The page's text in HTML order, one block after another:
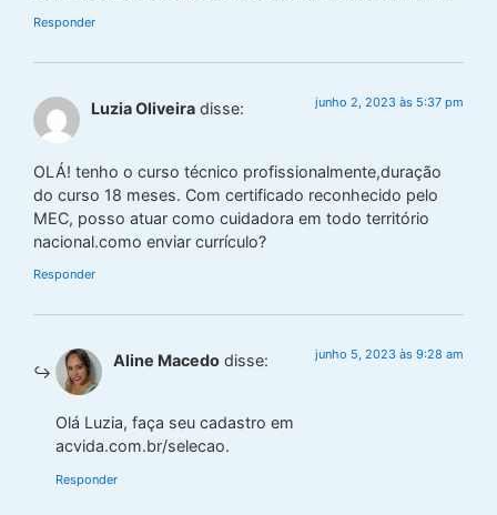
Responder
Luzia Oliveira disse: junho 2, 2023 às 5:37 pm
OLÁ! tenho o curso técnico profissionalmente,duração
do curso 18 meses. Com certificado reconhecido pelo
MEC, posso atuar como cuidadora em todo território
nacional.como enviar currículo?
Responder
Aline Macedo disse: junho 5, 2023 às 9:28 am
Olá Luzia, faça seu cadastro em
acvida.com.br/selecao.
Responder